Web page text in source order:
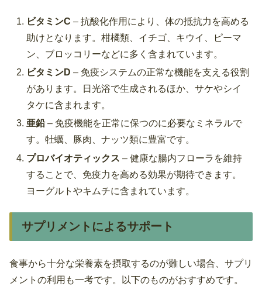
ビタミンC – 抗酸化作用により、体の抵抗力を高める
助けとなります。柑橘類、イチゴ、キウイ、ピーマ
ン、ブロッコリーなどに多く含まれています。
ビタミンD – 免疫システムの正常な機能を支える役割
があります。日光浴で生成されるほか、サケやシイ
タケに含まれます。
亜鉛– 免疫機能を正常に保つのに必要なミネラルで
す。牡蠣、豚肉、ナッツ類に豊富です。
プロバイオティックス – 健康な腸内フローラを維持
することで、免疫力を高める効果が期待できます。
ヨーグルトやキムチに含まれています。
サプリメントによるサポート
食事から十分な栄養素を摂取するのが難しい場合、サプリ
メントの利用も一考です。以下のものがおすすめです。